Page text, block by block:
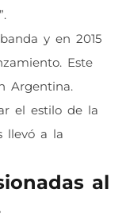
y en 2015
Este
Argentina.
el estilo de la
llevó a la
al